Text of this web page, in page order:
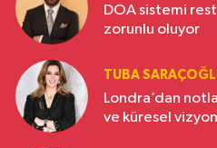
DOA sistemi
zorunlu oluyor
TUBA
Londra’dan
ve küresel